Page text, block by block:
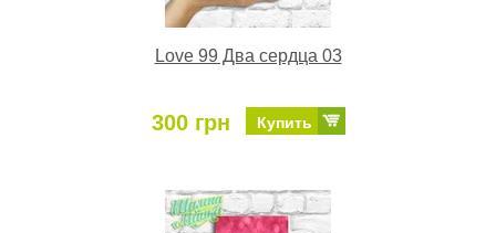
Love 99 Два сердца 03
300 грн Купить